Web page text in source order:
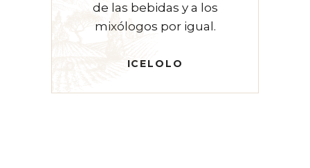
de las bebidas y a los
mixólogos por igual.
ICELOLO